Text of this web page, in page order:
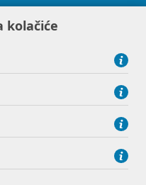
grada Vukovara 37 10000
61 70 430
kolačiće